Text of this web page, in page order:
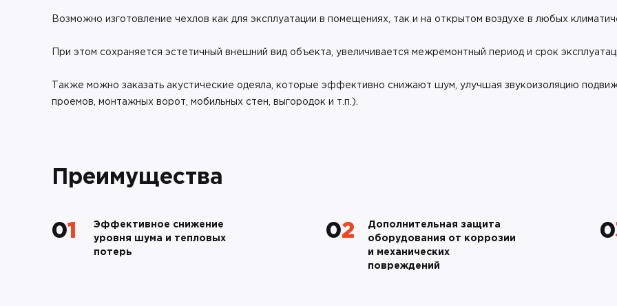
Возможно изготовление чехлов как для эксплуатации в помещениях, так и на открытом воздухе в любых
При этом сохраняется эстетичный внешний вид объекта, увеличивается межремонтный период и срок
Также можно заказать акустические одеяла, которые эффективно снижают шум, улучшая звукоизоляцию
проемов, монтажных ворот, мобильных стен, выгородок и т.п.).
Преимущества
01
Эффективное снижение
уровня шума и тепловых
потерь
02
Дополнительная защита
оборудования от коррозии
и механических
повреждений